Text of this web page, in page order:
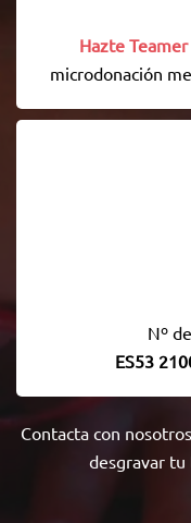
Hazte
microdonación
Nº
ES53
Contacta con nosotros
desgravar tu